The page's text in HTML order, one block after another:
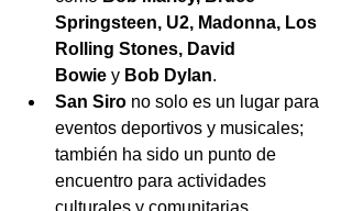
Springsteen, U2, Madonna, Los
Rolling Stones, David
Bowie y Bob Dylan.
San Siro no solo es un lugar para
eventos deportivos y musicales;
también ha sido un punto de
encuentro para actividades
culturales y comunitarias.